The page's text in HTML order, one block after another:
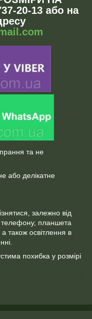
20-13 або на
та не
або делікатне
залежно від
телефону, планшета
а також освітлення в
похибка у розмірі